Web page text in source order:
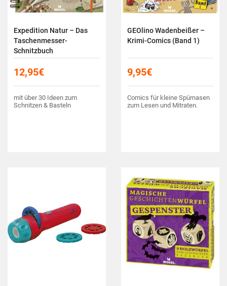
Expedition Natur – Das
Taschenmesser-
Schnitzbuch
12,95€
mit über 30 Ideen zum
Schnitzen & Basteln
GEOlino Wadenbeißer –
Krimi-Comics (Band 1)
9,95€
Comics für kleine Spürnasen
zum Lesen und Mitraten.